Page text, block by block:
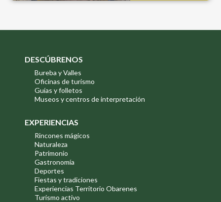
DESCÚBRENOS
Bureba y Valles
Oficinas de turismo
Guías y folletos
Museos y centros de interpretación
EXPERIENCIAS
Rincones mágicos
Naturaleza
Patrimonio
Gastronomía
Deportes
Fiestas y tradiciones
Experiencias Territorio Obarenes
Turismo activo